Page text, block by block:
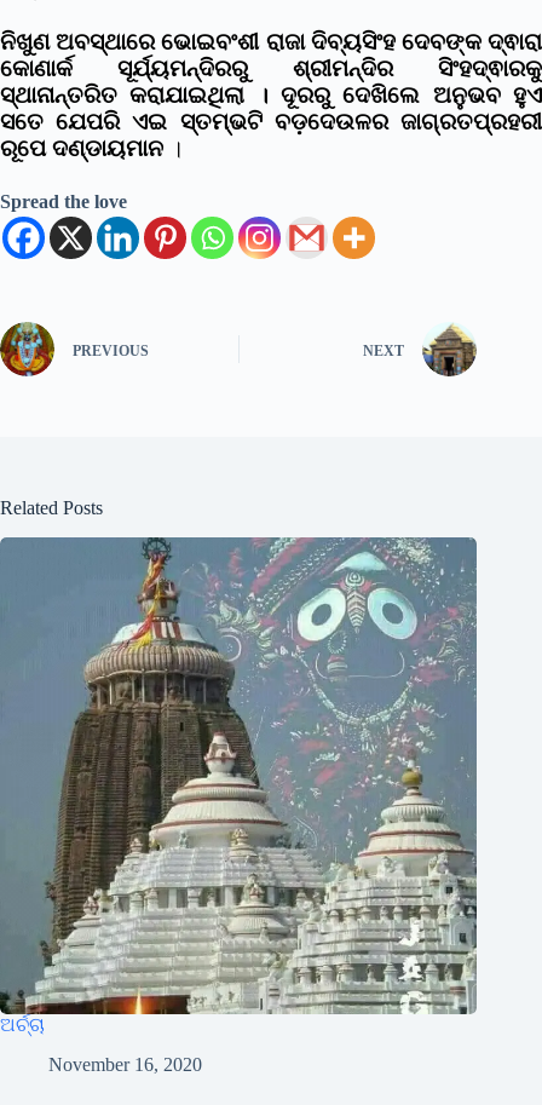
ନିଖୁଣ ଅବସ୍ଥାରେ ଭୋଇବଂଶୀ ରାଜା ଦିବ୍ୟସିଂହ ଦେବଙ୍କ ଦ୍ଵାରା
କୋଣାର୍କ ସୂର୍ଯ୍ୟମନ୍ଦିରରୁ ଶ୍ରୀମନ୍ଦିର ସିଂହଦ୍ଵାରକୁ
ସ୍ଥାନାନ୍ତରିତ କରାଯାଇଥିଲା । ଦୂରରୁ ଦେଖିଲେ ଅନୁଭବ ହୁଏ
ସତେ ଯେପରି ଏଇ ସ୍ତମ୍ଭଟି ବଡ଼ଦେଉଳର ଜାଗ୍ରତପ୍ରହରୀ
ରୂପେ ଦଣ୍ଡାୟମାନ ।
Spread the love
PREVIOUS NEXT
Related Posts
ଅର୍ଚ୍ଚା
November 16, 2020